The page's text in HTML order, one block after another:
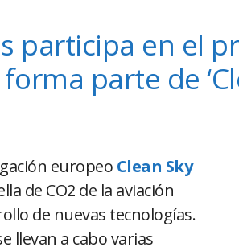
participa en el
parte de
europeo Clean Sky
de CO2 de la aviación
de nuevas tecnologías.
llevan a cabo varias